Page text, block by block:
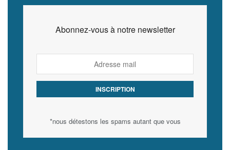
Abonnez-vous à notre newsletter
*nous détestons les spams autant que vous